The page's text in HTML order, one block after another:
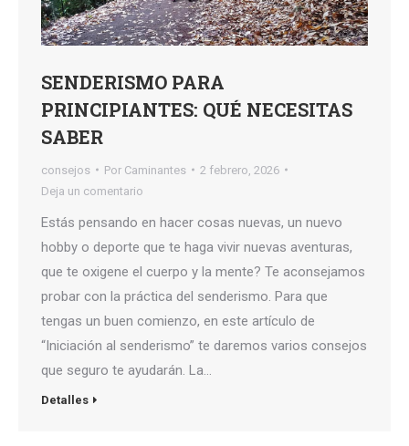
SENDERISMO PARA
PRINCIPIANTES: QUÉ NECESITAS
SABER
consejos Por Caminantes
2 febrero, 2026
Deja un comentario
Estás pensando en hacer cosas nuevas, un nuevo
hobby o deporte que te haga vivir nuevas aventuras,
que te oxigene el cuerpo y la mente? Te aconsejamos
probar con la práctica del senderismo. Para que
tengas un buen comienzo, en este artículo de
“Iniciación al senderismo” te daremos varios consejos
que seguro te ayudarán. La…
Detalles